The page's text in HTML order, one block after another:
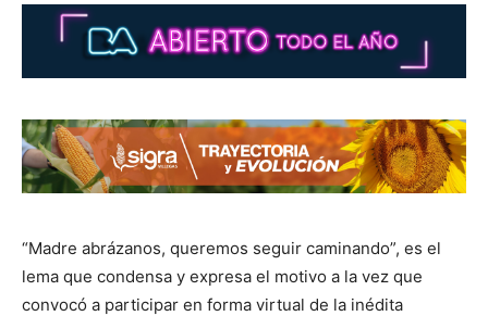
“Madre abrázanos, queremos seguir caminando”, es el
lema que condensa y expresa el motivo a la vez que
convocó a participar en forma virtual de la inédita